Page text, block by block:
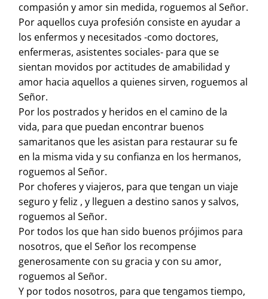
compasión y amor sin medida, roguemos al Señor.
Por aquellos cuya profesión consiste en ayudar a
los enfermos y necesitados -como doctores,
enfermeras, asistentes sociales- para que se
sientan movidos por actitudes de amabilidad y
amor hacia aquellos a quienes sirven, roguemos al
Señor.
Por los postrados y heridos en el camino de la
vida, para que puedan encontrar buenos
samaritanos que les asistan para restaurar su fe
en la misma vida y su confianza en los hermanos,
roguemos al Señor.
Por choferes y viajeros, para que tengan un viaje
seguro y feliz , y lleguen a destino sanos y salvos,
roguemos al Señor.
Por todos los que han sido buenos prójimos para
nosotros, que el Señor los recompense
generosamente con su gracia y con su amor,
roguemos al Señor.
Y por todos nosotros, para que tengamos tiempo,